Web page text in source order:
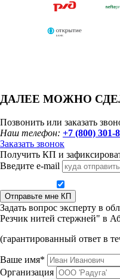
ДАЛЕЕ МОЖНО
Позвонить или заказать
Наш телефон: +7 (800) 301-
Заказать звонок
Получить КП и
Введите e-mail
Отправьте мне КП
Задать вопрос эксперту в
Резчик нитей стержней" в
(гарантированный ответ в
Ваше имя*
Организация